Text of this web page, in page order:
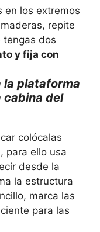
en los extremos
repite
tengas dos
y fija con
la plataforma
cabina del
colócalas
para ello usa
desde la
la estructura
marca las
para las